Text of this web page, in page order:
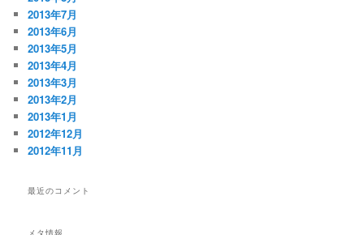
2013年7月
2013年6月
2013年5月
2013年4月
2013年3月
2013年2月
2013年1月
2012年12月
2012年11月
最近のコメント